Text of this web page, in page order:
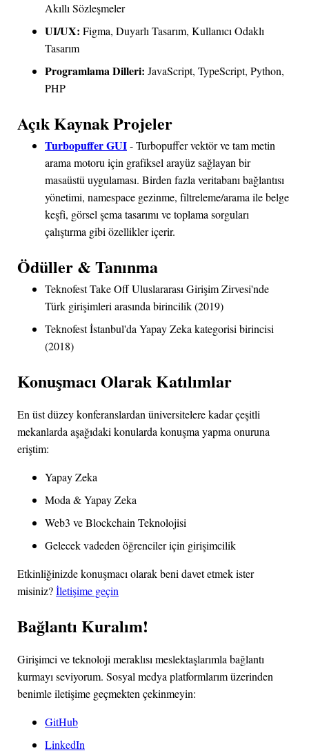
Akıllı Sözleşmeler
UI/UX: Figma, Duyarlı Tasarım, Kullanıcı Odaklı
Tasarım
Programlama Dilleri: JavaScript, TypeScript, Python,
PHP
Açık Kaynak Projeler
Turbopuffer GUI- Turbopuffer vektör ve tam metin
arama motoru için grafiksel arayüz sağlayan bir
masaüstü uygulaması. Birden fazla veritabanı bağlantısı
yönetimi, namespace gezinme, filtreleme/arama ile belge
keşfi, görsel şema tasarımı ve toplama sorguları
çalıştırma gibi özellikler içerir.
Ödüller & Tanınma
Teknofest Take Off Uluslararası Girişim Zirvesi'nde
Türk girişimleri arasında birincilik (2019)
Teknofest İstanbul'da Yapay Zeka kategorisi birincisi
(2018)
Konuşmacı Olarak Katılımlar
En üst düzey konferanslardan üniversitelere kadar çeşitli
mekanlarda aşağıdaki konularda konuşma yapma onuruna
eriştim:
Yapay Zeka
Moda & Yapay Zeka
Web3 ve Blockchain Teknolojisi
Gelecek vadeden öğrenciler için girişimcilik
Etkinliğinizde konuşmacı olarak beni davet etmek ister
misiniz?İletişime geçin
Bağlantı Kuralım!
Girişimci ve teknoloji meraklısı meslektaşlarımla bağlantı
kurmayı seviyorum. Sosyal medya platformlarım üzerinden
benimle iletişime geçmekten çekinmeyin:
GitHub
LinkedIn